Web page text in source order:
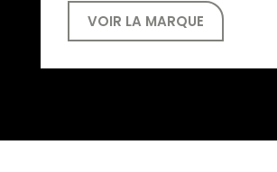
VOIR LA MARQUE